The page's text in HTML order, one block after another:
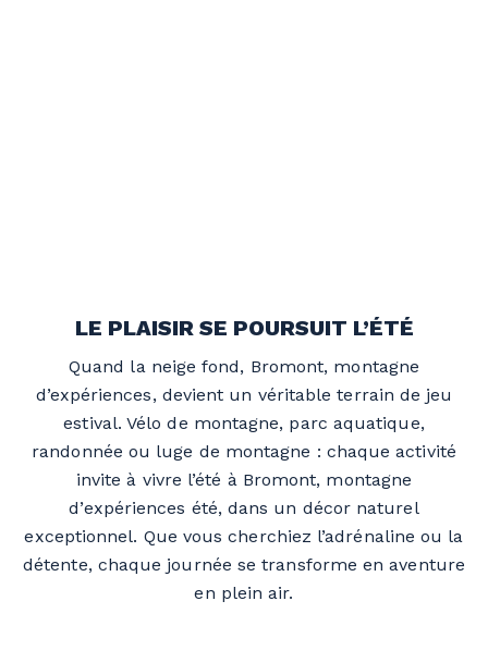
LE PLAISIR SE POURSUIT L’ÉTÉ
Quand la neige fond, Bromont, montagne
d’expériences, devient un véritable terrain de jeu
estival. Vélo de montagne, parc aquatique,
randonnée ou luge de montagne : chaque activité
invite à vivre l’été à Bromont, montagne
d’expériences été, dans un décor naturel
exceptionnel. Que vous cherchiez l’adrénaline ou la
détente, chaque journée se transforme en aventure
en plein air.